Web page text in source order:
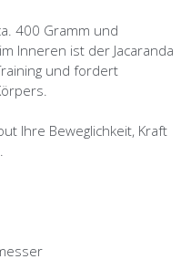
400 Gramm und
Inneren ist der Jacaranda
und fordert
Ihre Beweglichkeit, Kraft